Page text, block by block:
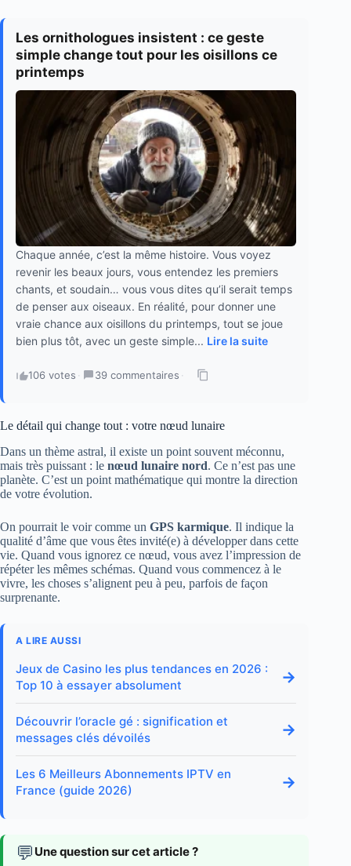
Les ornithologues insistent : ce geste
simple change tout pour les oisillons ce
printemps
Chaque année, c’est la même histoire. Vous voyez
revenir les beaux jours, vous entendez les premiers
chants, et soudain… vous vous dites qu’il serait temps
de penser aux oiseaux. En réalité, pour donner une
vraie chance aux oisillons du printemps, tout se joue
bien plus tôt, avec un geste simple... Lire la suite
106 votes · 39 commentaires ·
Le détail qui change tout : votre nœud lunaire
Dans un thème astral, il existe un point souvent méconnu,
mais très puissant : le nœud lunaire nord. Ce n’est pas une
planète. C’est un point mathématique qui montre la direction
de votre évolution.
On pourrait le voir comme un GPS karmique. Il indique la
qualité d’âme que vous êtes invité(e) à développer dans cette
vie. Quand vous ignorez ce nœud, vous avez l’impression de
répéter les mêmes schémas. Quand vous commencez à le
vivre, les choses s’alignent peu à peu, parfois de façon
surprenante.
A LIRE AUSSI
Jeux de Casino les plus tendances en 2026 :
Top 10 à essayer absolument
→
Découvrir l’oracle gé : signification et
messages clés dévoilés
→
Les 6 Meilleurs Abonnements IPTV en
France (guide 2026)
→
💬 Une question sur cet article ?